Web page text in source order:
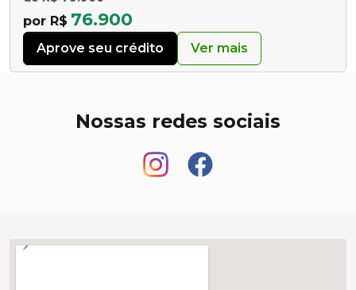
por R$ 76.900
Aprove seu crédito Ver mais
Nossas redes sociais